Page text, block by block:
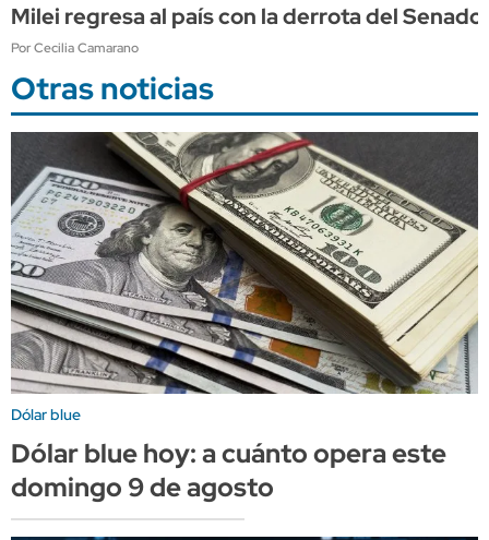
Milei regresa al país con la derrota del
Por Cecilia Camarano
Otras noticias
Dólar blue
Dólar blue hoy: a cuánto opera este
domingo 9 de agosto